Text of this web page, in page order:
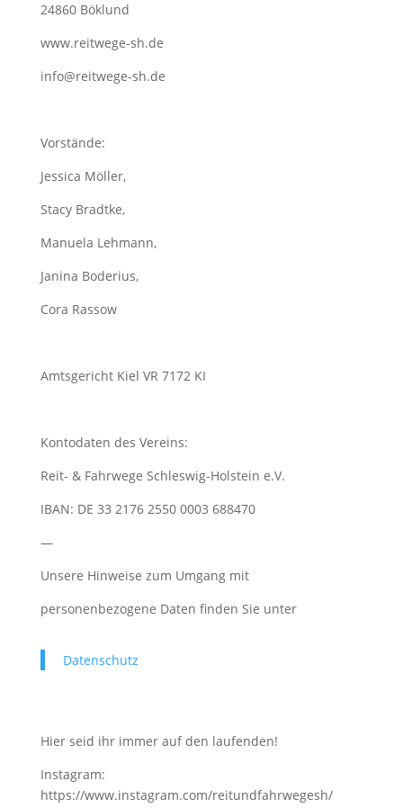
24860 Böklund
www.reitwege-sh.de
info@reitwege-sh.de
Vorstände:
Jessica Möller,
Stacy Bradtke,
Manuela Lehmann,
Janina Boderius,
Cora Rassow
Amtsgericht Kiel VR 7172 KI
Kontodaten des Vereins:
Reit- & Fahrwege Schleswig-Holstein e.V.
IBAN: DE 33 2176 2550 0003 688470
—
Unsere Hinweise zum Umgang mit
personenbezogene Daten finden Sie unter
Datenschutz
Hier seid ihr immer auf den laufenden!
Instagram:
https://www.instagram.com/reitundfahrwegesh/